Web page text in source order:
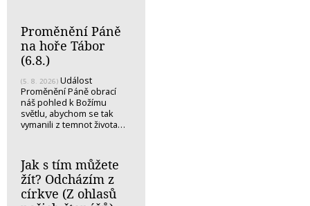
Proměnění Páně
na hoře Tábor
(6.8.)
(5. 8. 2026) Událost
Proměnění Páně obrací
náš pohled k Božímu
světlu, abychom se tak
vymanili z temnot života…
Jak s tím můžete
žít? Odcházím z
církve (Z ohlasů